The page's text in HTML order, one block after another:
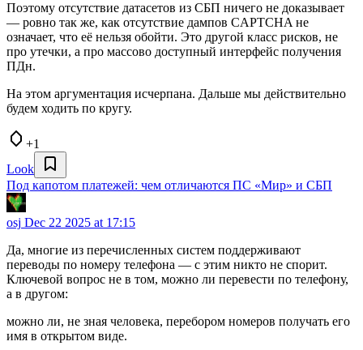
Поэтому отсутствие датасетов из СБП ничего не доказывает
— ровно так же, как отсутствие дампов CAPTCHA не
означает, что её нельзя обойти. Это другой класс рисков, не
про утечки, а про массово доступный интерфейс получения
ПДн.
На этом аргументация исчерпана. Дальше мы действительно
будем ходить по кругу.
+1
Look
Под капотом платежей: чем отличаются ПС «Мир» и СБП
osj Dec 22 2025 at 17:15
Да, многие из перечисленных систем поддерживают
переводы по номеру телефона — с этим никто не спорит.
Ключевой вопрос не в том, можно ли перевести по телефону,
а в другом:
можно ли, не зная человека, перебором номеров получать его
имя в открытом виде.